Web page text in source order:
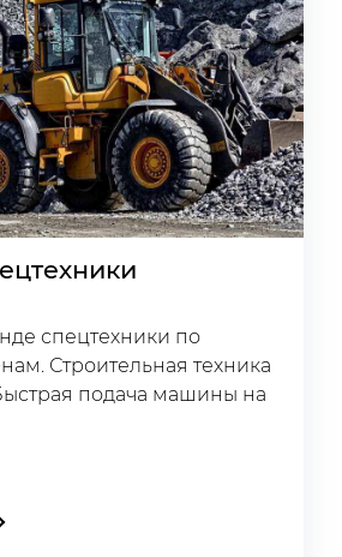
спецтехники по
Строительная техника
подача машины на